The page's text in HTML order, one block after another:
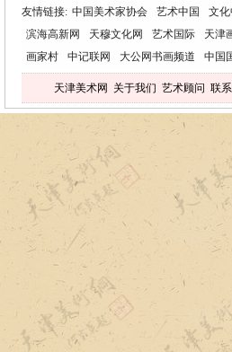
友情链接: 中国美术家协会 艺术中国 文化
滨海高新网
天穆文化网 艺术国际 天津
画家村
中记联网 大公网书画频道 中国
天津美术网 关于我们 艺术顾问 联